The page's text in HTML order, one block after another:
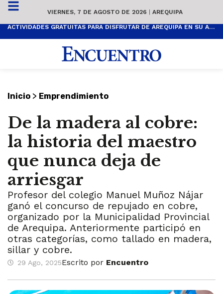
VIERNES, 7 DE AGOSTO DE 2026 | AREQUIPA
ACTIVIDADES GRATUITAS PARA DISFRUTAR DE AREQUIPA EN SU ANIVERSARIO
Inicio > Emprendimiento
De la madera al cobre:
la historia del maestro
que nunca deja de
arriesgar
Profesor del colegio Manuel Muñoz Nájar
ganó el concurso de repujado en cobre,
organizado por la Municipalidad Provincial
de Arequipa. Anteriormente participó en
otras categorías, como tallado en madera,
sillar y cobre.
29 Ago, 2025Escrito por Encuentro